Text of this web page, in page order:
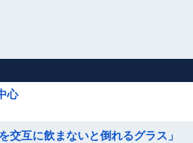
心
交互に飲まないと倒れるグラス」